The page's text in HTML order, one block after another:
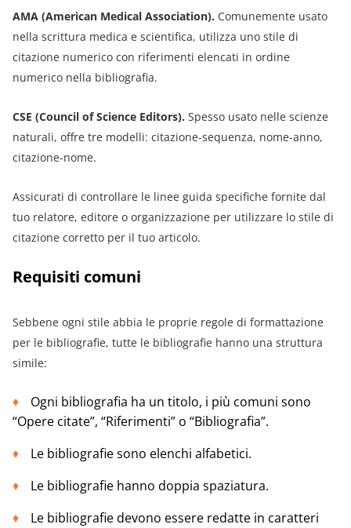
AMA (American Medical Association). Comunemente usato
nella scrittura medica e scientifica, utilizza uno stile di
citazione numerico con riferimenti elencati in ordine
numerico nella bibliografia.
CSE (Council of Science Editors). Spesso usato nelle scienze
naturali, offre tre modelli: citazione-sequenza, nome-anno,
citazione-nome.
Assicurati di controllare le linee guida specifiche fornite dal
tuo relatore, editore o organizzazione per utilizzare lo stile di
citazione corretto per il tuo articolo.
Requisiti comuni
Sebbene ogni stile abbia le proprie regole di formattazione
per le bibliografie, tutte le bibliografie hanno una struttura
simile:
Ogni bibliografia ha un titolo, i più comuni sono
“Opere citate”, “Riferimenti” o “Bibliografia”.
Le bibliografie sono elenchi alfabetici.
Le bibliografie hanno doppia spaziatura.
Le bibliografie devono essere redatte in caratteri